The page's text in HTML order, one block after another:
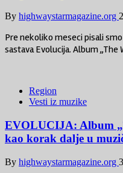
By highwaystarmagazine.org
Pre nekoliko meseci pisali
sastava Evolucija. Album „The
Region
Vesti iz muzike
EVOLUCIJA: Album
kao korak dalje u
By highwaystarmagazine.org